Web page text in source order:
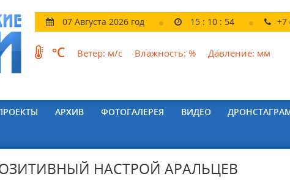
07 Августа 2026 год 15 : 10 : 55 +7
°C Ветер: м/с Влажность: % Давление: мм
АРХИВ ФОТОГАЛЕРЕЯ ВИДЕО
НАСТРОЙ АРАЛЬЦЕВ